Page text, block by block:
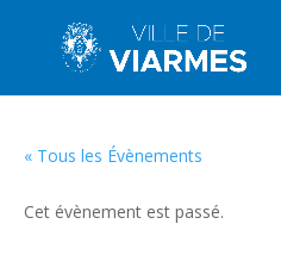
« Tous les Évènements
Cet évènement est passé.